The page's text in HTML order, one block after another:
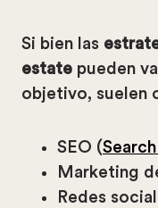
Si bien las
estate pueden
objetivo, suelen
SEO (
Marketing
Redes